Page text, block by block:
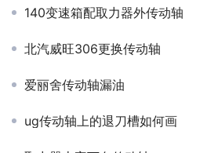
140变速箱配取力器外传动轴
北汽威旺306更换传动轴
爱丽舍传动轴漏油
ug传动轴上的退刀槽如何画